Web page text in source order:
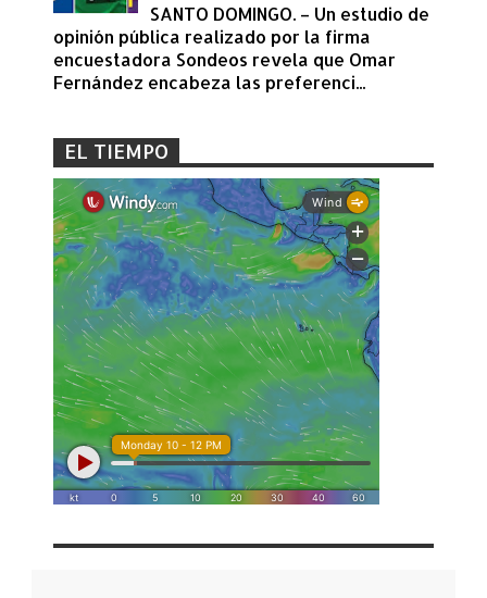
SANTO DOMINGO. – Un estudio de
opinión pública realizado por la firma
encuestadora Sondeos revela que Omar
Fernández encabeza las preferenci...
EL TIEMPO